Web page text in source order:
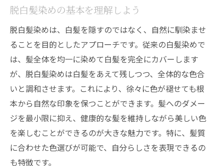
脱白髪染めの基本を理解しよう
脱白髪染めは、白髪を隠すのではなく、自然に馴染ませ
ることを目的としたアプローチです。従来の白髪染めで
は、髪全体を均一に染めて白髪を完全にカバーします
が、脱白髪染めは白髪をあえて残しつつ、全体的な色合
いと調和させます。これにより、徐々に色が褪せても根
本から自然な印象を保つことができます。髪へのダメー
ジを最小限に抑え、健康的な髪を維持しながら美しい色
を楽しむことができるのが大きな魅力です。特に、髪質
に合わせた色選びが可能で、自分らしさを表現できるの
も特徴です。